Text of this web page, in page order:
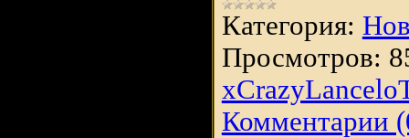
Категория:
Просмотров:
Комментарии